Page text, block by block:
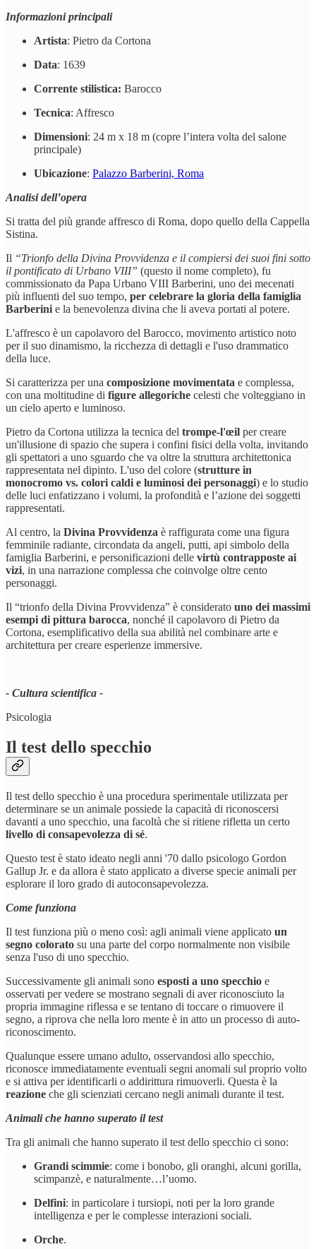
Informazioni principali
Artista: Pietro da Cortona
Data: 1639
Corrente stilistica: Barocco
Tecnica: Affresco
Dimensioni: 24 m x 18 m (copre l’intera volta del salone
principale)
Ubicazione: Palazzo Barberini, Roma
Analisi dell’opera
Si tratta del più grande affresco di Roma, dopo quello della Cappella
Sistina.
Il “Trionfo della Divina Provvidenza e il compiersi dei suoi fini sotto
il pontificato di Urbano VIII” (questo il nome completo), fu
commissionato da Papa Urbano VIII Barberini, uno dei mecenati
più influenti del suo tempo, per celebrare la gloria della famiglia
Barberini e la benevolenza divina che li aveva portati al potere.
L'affresco è un capolavoro del Barocco, movimento artistico noto
per il suo dinamismo, la ricchezza di dettagli e l'uso drammatico
della luce.
Si caratterizza per una composizione movimentata e complessa,
con una moltitudine di figure allegoriche celesti che volteggiano in
un cielo aperto e luminoso.
Pietro da Cortona utilizza la tecnica del trompe-l'œil per creare
un'illusione di spazio che supera i confini fisici della volta, invitando
gli spettatori a uno sguardo che va oltre la struttura architettonica
rappresentata nel dipinto. L'uso del colore (strutture in
monocromo vs. colori caldi e luminosi dei personaggi) e lo studio
delle luci enfatizzano i volumi, la profondità e l’azione dei soggetti
rappresentati.
Al centro, la Divina Provvidenza è raffigurata come una figura
femminile radiante, circondata da angeli, putti, api simbolo della
famiglia Barberini, e personificazioni delle virtù contrapposte ai
vizi, in una narrazione complessa che coinvolge oltre cento
personaggi​.
Il “trionfo della Divina Provvidenza” è considerato uno dei massimi
esempi di pittura barocca, nonché il capolavoro di Pietro da
Cortona, esemplificativo della sua abilità nel combinare arte e
architettura per creare esperienze immersive.
- Cultura scientifica -
Psicologia
Il test dello specchio
Il test dello specchio è una procedura sperimentale utilizzata per
determinare se un animale possiede la capacità di riconoscersi
davanti a uno specchio, una facoltà che si ritiene rifletta un certo
livello di consapevolezza di sé.
Questo test è stato ideato negli anni '70 dallo psicologo Gordon
Gallup Jr. e da allora è stato applicato a diverse specie animali per
esplorare il loro grado di autoconsapevolezza.
Come funziona
Il test funziona più o meno così: agli animali viene applicato un
segno colorato su una parte del corpo normalmente non visibile
senza l'uso di uno specchio.
Successivamente gli animali sono esposti a uno specchio e
osservati per vedere se mostrano segnali di aver riconosciuto la
propria immagine riflessa e se tentano di toccare o rimuovere il
segno, a riprova che nella loro mente è in atto un processo di auto-
riconoscimento.
Qualunque essere umano adulto, osservandosi allo specchio,
riconosce immediatamente eventuali segni anomali sul proprio volto
e si attiva per identificarli o addirittura rimuoverli. Questa è la
reazione che gli scienziati cercano negli animali durante il test.
Animali che hanno superato il test
Tra gli animali che hanno superato il test dello specchio ci sono:
Grandi scimmie: come i bonobo, gli oranghi, alcuni gorilla,
scimpanzè, e naturalmente…l’uomo.
Delfini: in particolare i tursiopi, noti per la loro grande
intelligenza e per le complesse interazioni sociali.
Orche.